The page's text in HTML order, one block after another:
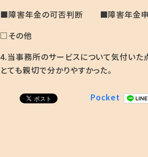
■障害年金の可否判断 ■障害年金申
□その他
4.当事務所のサービスについて気付いた
とても親切で分かりやすかった。
Pocket